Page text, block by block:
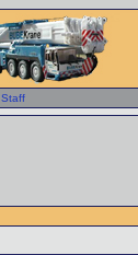
Staff